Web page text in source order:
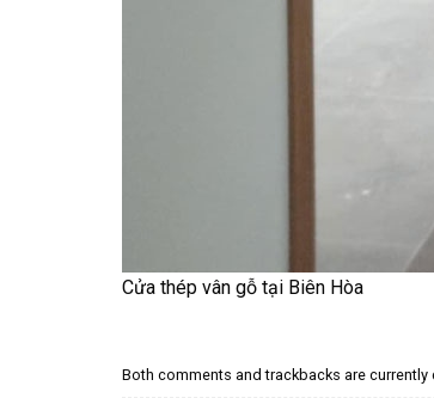
Cửa thép vân gỗ tại Biên Hòa
Both comments and trackbacks are currently